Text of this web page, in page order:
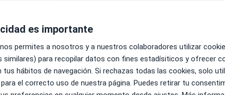
Las Rozas de Madrid
Mapa
es importante
permites a nosotros y a nuestros colaboradores utilizar
similares) para recopilar datos con fines estadísiticos y ofrecer
tus hábitos de navegación. Si rechazas todas las cookies, solo
el correcto uso de nuestra página. Puedes retirar tu